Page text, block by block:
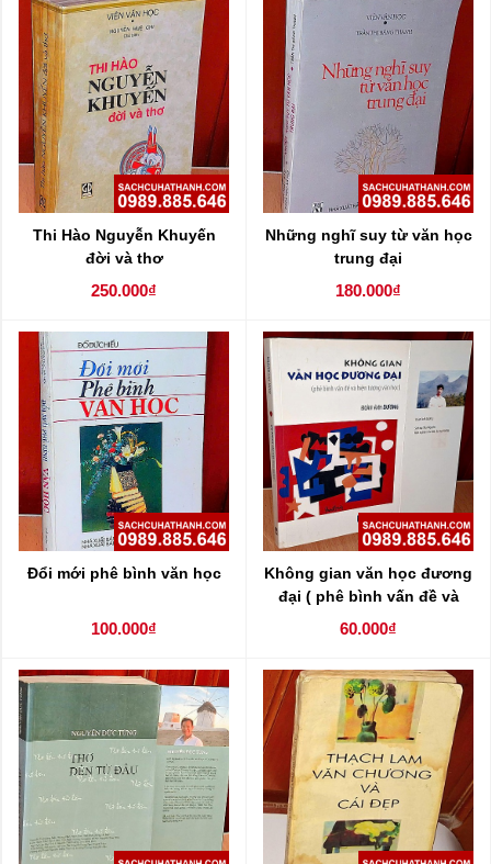
Thi Hào Nguyễn Khuyến
đời và thơ
250.000₫
Những nghĩ suy từ văn học
trung đại
180.000₫
Đổi mới phê bình văn học
100.000₫
Không gian văn học đương
đại ( phê bình vấn đề và
hiện tượng văn học )
60.000₫